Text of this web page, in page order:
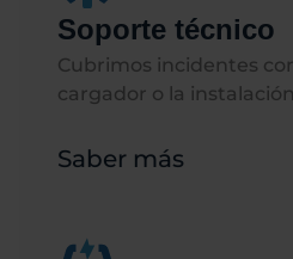
Soporte técnico
Cubrimos incidentes
cargador o la
Saber más